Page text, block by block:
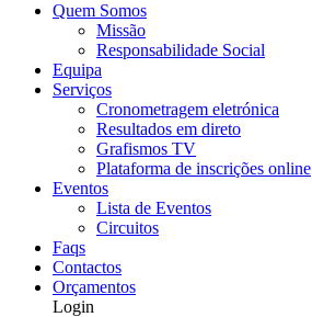
Quem Somos
Missão
Responsabilidade Social
Equipa
Serviços
Cronometragem eletrónica
Resultados em direto
Grafismos TV
Plataforma de inscrições online
Eventos
Lista de Eventos
Circuitos
Faqs
Contactos
Orçamentos
Login